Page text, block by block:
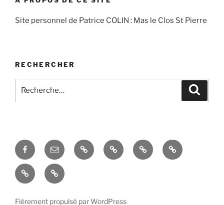
Site personnel de Patrice COLIN : Mas le Clos St Pierre
RECHERCHER
pour
FacebookCourriel
–
Email
Accés
admin
Hobby La
taille
Espace
domotique
Le
mas
La
réception
Fièrement propulsé par WordPress